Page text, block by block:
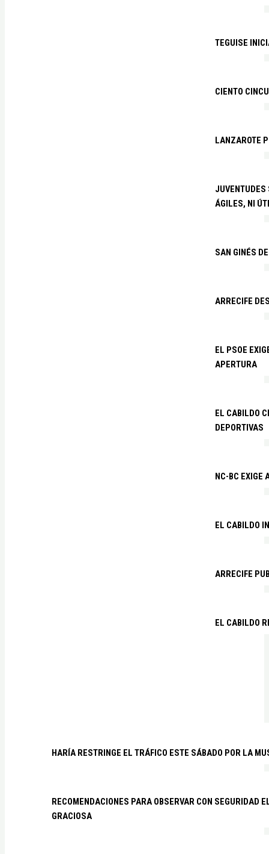
TEGUISE
CIENTO
LANZAROTE
JUVENTUDES
ÁGILES, NI
SAN GINÉS
ARRECIFE
EL PSOE
APERTURA
EL CABILDO
DEPORTIVAS
NC-BC EXIGE
EL CABILDO
ARRECIFE
EL CABILDO
HARÍA RESTRINGE EL TRÁFICO ESTE SÁBADO POR LA
RECOMENDACIONES PARA OBSERVAR CON SEGURIDAD
GRACIOSA